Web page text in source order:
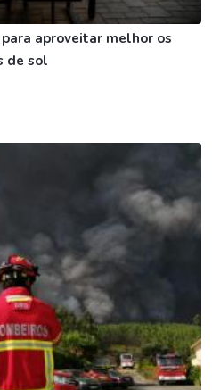
aproveitar melhor os
de sol